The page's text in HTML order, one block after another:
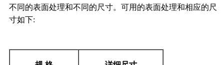
不同的表面处理和不同的尺寸。可用的表面处理和相应的尺
寸如下: